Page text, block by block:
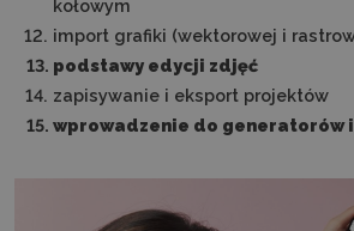
kołowym
import grafiki (wektorowej i
podstawy edycji zdjęć
zapisywanie i eksport projektów
wprowadzenie do generatorów